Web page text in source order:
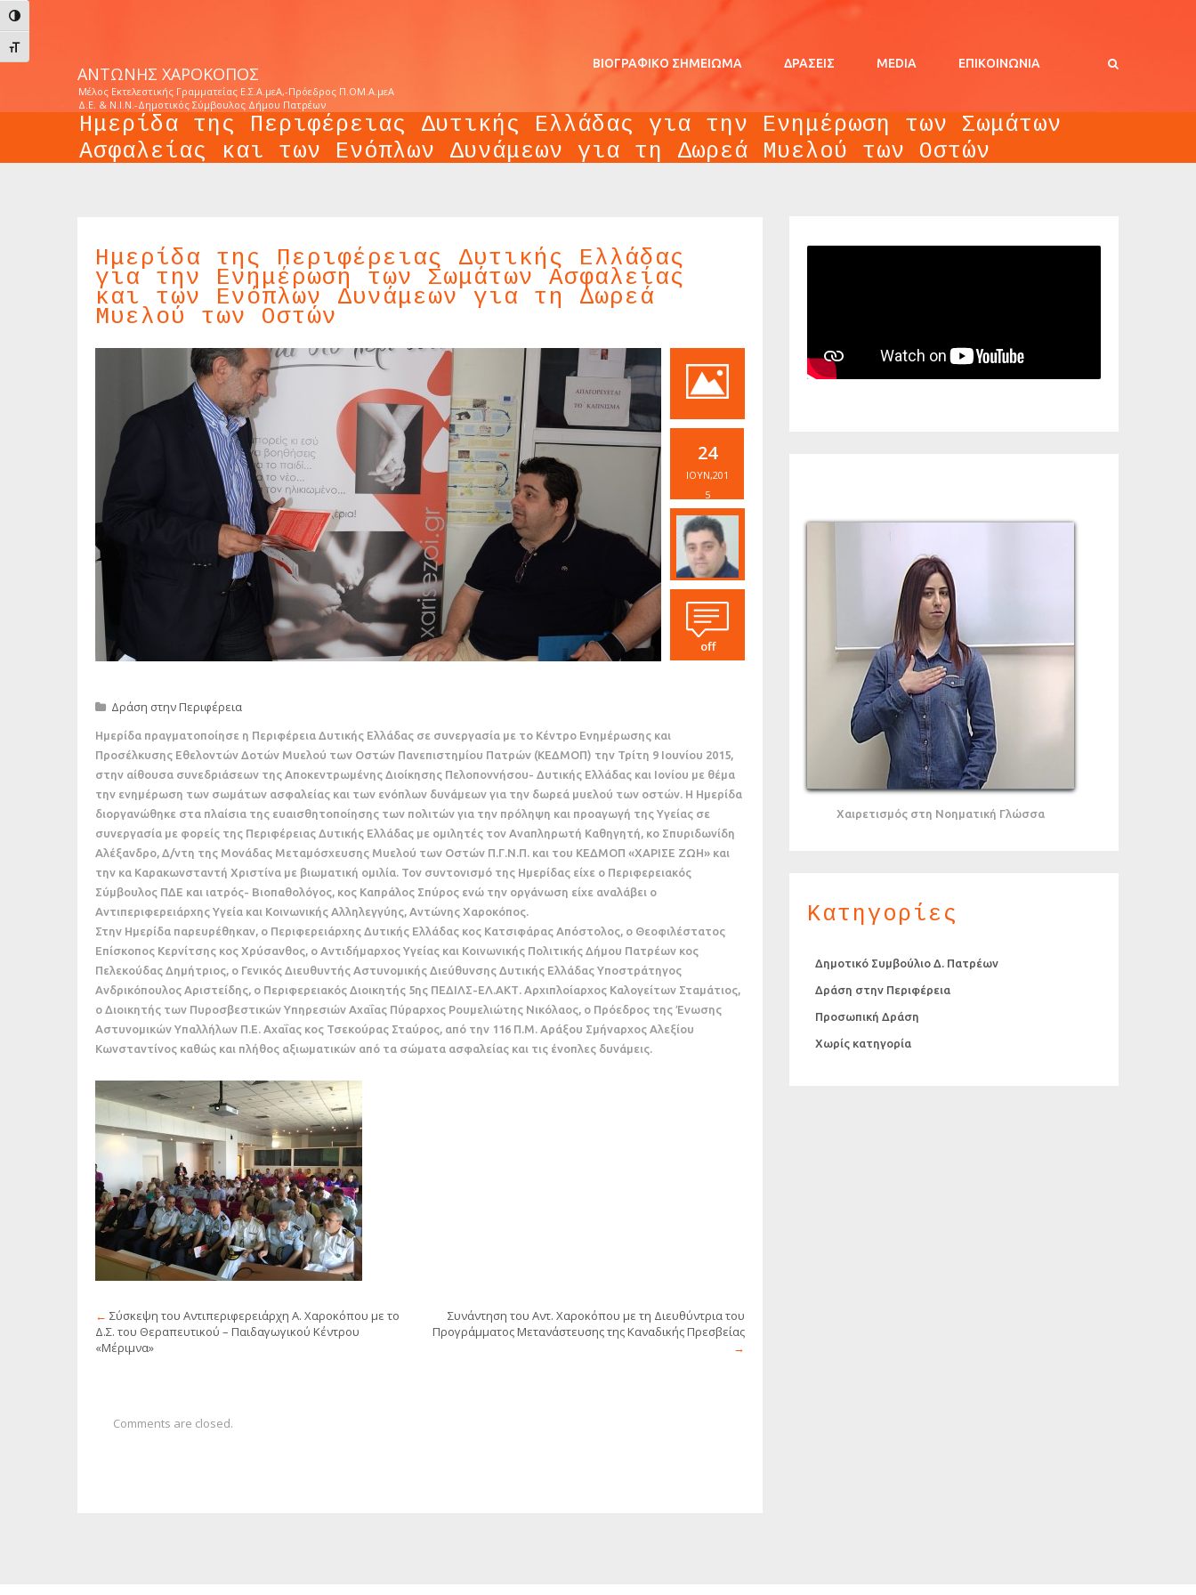
Εναλλαγή Υψηλής Αντίθεσης
Εναλλαγή Μεγέθους Γραμμάτων
ΑΝΤΏΝΗΣ ΧΑΡΟΚΌΠΟΣ
Μέλος Εκτελεστικής Γραμματείας Ε.Σ.Α.μεΑ,-Πρόεδρος Π.ΟΜ.Α.μεΑ
Δ.Ε. & Ν.Ι.Ν.-Δημοτικός Σύμβουλος Δήμου Πατρέων
ΒΙΟΓΡΑΦΙΚΌ ΣΗΜΕΊΩΜΑ ΔΡΑΣΕΙΣ MEDIA ΕΠΙΚΟΙΝΩΝΊΑ
Ημερίδα της Περιφέρειας Δυτικής Ελλάδας για την Ενημέρωση των Σωμάτων
Ασφαλείας και των Ενόπλων Δυνάμεων για τη Δωρεά Μυελού των Οστών
Ημερίδα της Περιφέρειας Δυτικής Ελλάδας
για την Ενημέρωση των Σωμάτων Ασφαλείας
και των Ενόπλων Δυνάμεων για τη Δωρεά
Μυελού των Οστών
24
ΙΟΎΝ,201
5
off
Δράση στην Περιφέρεια
Ημερίδα πραγματοποίησε η Περιφέρεια Δυτικής Ελλάδας σε συνεργασία με το Κέντρο Ενημέρωσης και
Προσέλκυσης Εθελοντών Δοτών Μυελού των Οστών Πανεπιστημίου Πατρών (ΚΕΔΜΟΠ) την Τρίτη 9 Ιουνίου 2015,
στην αίθουσα συνεδριάσεων της Αποκεντρωμένης Διοίκησης Πελοποννήσου- Δυτικής Ελλάδας και Ιονίου με θέμα
την ενημέρωση των σωμάτων ασφαλείας και των ενόπλων δυνάμεων για την δωρεά μυελού των οστών. Η Ημερίδα
διοργανώθηκε στα πλαίσια της ευαισθητοποίησης των πολιτών για την πρόληψη και προαγωγή της Υγείας σε
συνεργασία με φορείς της Περιφέρειας Δυτικής Ελλάδας με ομιλητές τον Αναπληρωτή Καθηγητή, κο Σπυριδωνίδη
Αλέξανδρο, Δ/ντη της Μονάδας Μεταμόσχευσης Μυελού των Οστών Π.Γ.Ν.Π. και του ΚΕΔΜΟΠ «ΧΑΡΙΣΕ ΖΩΗ» και
την κα Καρακωνσταντή Χριστίνα με βιωματική ομιλία. Τον συντονισμό της Ημερίδας είχε ο Περιφερειακός
Σύμβουλος ΠΔΕ και ιατρός- Βιοπαθολόγος, κος Καπράλος Σπύρος ενώ την οργάνωση είχε αναλάβει ο
Αντιπεριφερειάρχης Υγεία και Κοινωνικής Αλληλεγγύης, Αντώνης Χαροκόπος.
Στην Ημερίδα παρευρέθηκαν, ο Περιφερειάρχης Δυτικής Ελλάδας κος Κατσιφάρας Απόστολος, ο Θεοφιλέστατος
Επίσκοπος Κερνίτσης κος Χρύσανθος, ο Αντιδήμαρχος Υγείας και Κοινωνικής Πολιτικής Δήμου Πατρέων κος
Πελεκούδας Δημήτριος, ο Γενικός Διευθυντής Αστυνομικής Διεύθυνσης Δυτικής Ελλάδας Υποστράτηγος
Ανδρικόπουλος Αριστείδης, ο Περιφερειακός Διοικητής 5ης ΠΕΔΙΛΣ-ΕΛ.ΑΚΤ. Αρχιπλοίαρχος Καλογείτων Σταμάτιος,
ο Διοικητής των Πυροσβεστικών Υπηρεσιών Αχαΐας Πύραρχος Ρουμελιώτης Νικόλαος, ο Πρόεδρος της Ένωσης
Αστυνομικών Υπαλλήλων Π.Ε. Αχαΐας κος Τσεκούρας Σταύρος, από την 116 Π.Μ. Αράξου Σμήναρχος Αλεξίου
Κωνσταντίνος καθώς και πλήθος αξιωματικών από τα σώματα ασφαλείας και τις ένοπλες δυνάμεις.
← Σύσκεψη του Αντιπεριφερειάρχη Α. Χαροκόπου με το
Δ.Σ. του Θεραπευτικού – Παιδαγωγικού Κέντρου
«Μέριμνα»
Συνάντηση του Αντ. Χαροκόπου με τη Διευθύντρια του
Προγράμματος Μετανάστευσης της Καναδικής Πρεσβείας
→
Comments are closed.
Χαιρετισμός στη Νοηματική Γλώσσα
Κατηγορίες
Δημοτικό Συμβούλιο Δ. Πατρέων
Δράση στην Περιφέρεια
Προσωπική Δράση
Χωρίς κατηγορία